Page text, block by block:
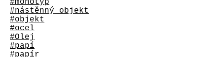
#monotyp
#nástěnný objekt
#objekt
#ocel
#Olej
#papí
#papír